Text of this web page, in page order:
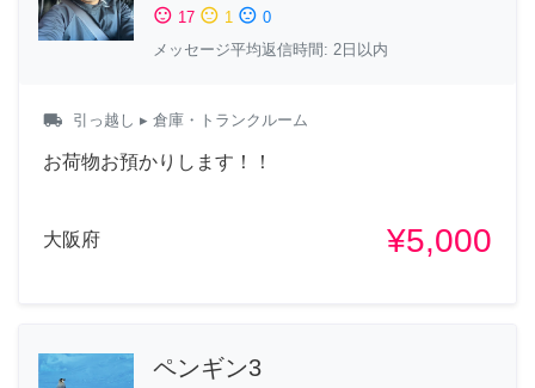
sentiment_satisfied 17 sentiment_neutral 1 sentiment_dissatisfied 0
メッセージ平均返信時間: 2日以内
local_shipping 引っ越し ▸ 倉庫・トランクルーム
お荷物お預かりします！！
大阪府 ¥5,000
ペンギン3